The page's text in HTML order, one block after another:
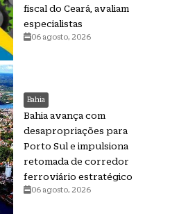
fiscal do Ceará, avaliam
especialistas
06 agosto, 2026
Bahia
Bahia avança com
desapropriações para
Porto Sul e impulsiona
retomada de corredor
ferroviário estratégico
06 agosto, 2026